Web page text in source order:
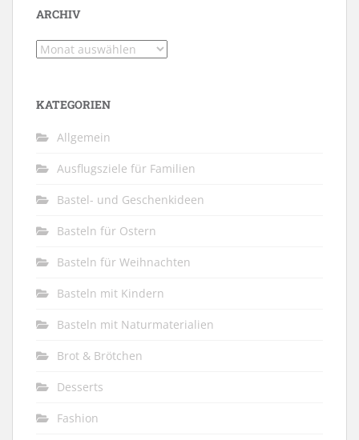
ARCHIV
Archiv
KATEGORIEN
Allgemein
Ausflugsziele für Familien
Bastel- und Geschenkideen
Basteln für Ostern
Basteln für Weihnachten
Basteln mit Kindern
Basteln mit Naturmaterialien
Brot & Brötchen
Desserts
Fashion